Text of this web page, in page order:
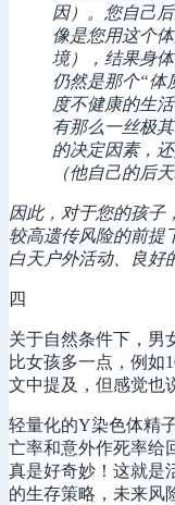
因）。您自己
像是您用这个
境），结果身
仍然是那个“体
度不健康的生
有那么一丝极
的决定因素，
（他自己的后
因此，对于您的孩子
较高遗传风险的前
白天户外活动、良好
四
关于自然条件下，男
比女孩多一点，例如
文中提及，但感觉也
轻量化的Y染色体精
亡率和意外作死率给
真是好奇妙！这就是
的生存策略，未来风